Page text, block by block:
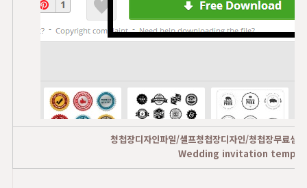
청첩장디자인파일/셀프청첩장디자인/청첩장무료샘
Wedding invitation